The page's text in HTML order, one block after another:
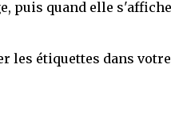
puis quand elle
les étiquettes dans